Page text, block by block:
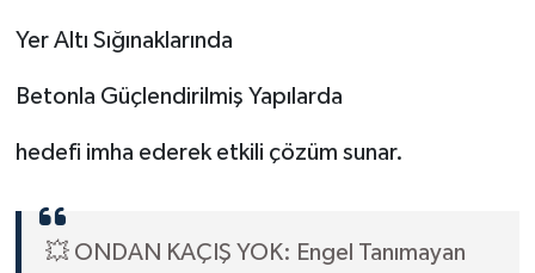
Yer Altı Sığınaklarında
Betonla Güçlendirilmiş Yapılarda
hedefi imha ederek etkili çözüm sunar.
💥 ONDAN KAÇIŞ YOK: Engel Tanımayan